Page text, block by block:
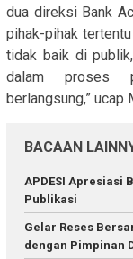
dua direksi Bank
pihak-pihak
tidak baik di
dalam proses
berlangsung,” ucap
BACAAN
APDESI Apresiasi
Publikasi
Gelar Reses
dengan Pimpinan